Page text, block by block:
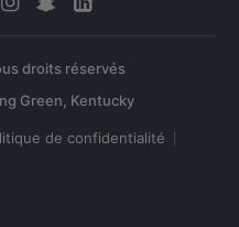
droits réservés
de confidentialité